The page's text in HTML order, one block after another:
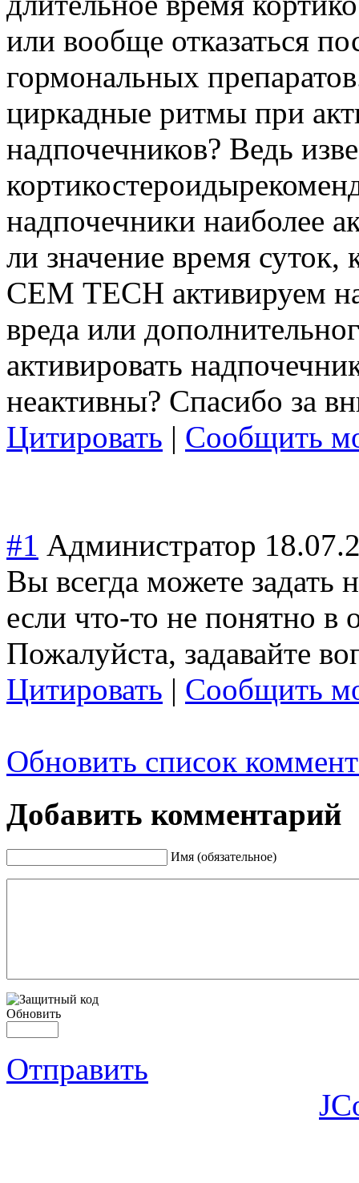
или вообще отказаться
гормональных
циркадные ритмы при
надпочечников? Ведь
кортикостероиды
надпочечники наиболее
ли значение время
СЕМ ТЕСН активируем
вреда или
активировать
неактивны? Спасибо за
Цитировать | Сообщить
#1 Администратор
Вы всегда можете задать
если что-то не понятно в
Пожалуйста, задавайте
Цитировать | Сообщить
Обновить список
Добавить комментарий
Имя (обязательное)
Обновить
Отправить